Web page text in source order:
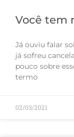
Você tem
Já ouviu falar
já sofreu
pouco sobre
termo
02/03/2021